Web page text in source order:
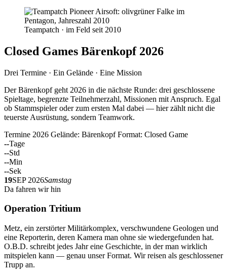
Teampatch · im Feld seit 2010
Closed Games Bärenkopf 2026
Drei Termine · Ein Gelände · Eine Mission
Der Bärenkopf geht 2026 in die nächste Runde: drei geschlossene
Spieltage, begrenzte Teilnehmerzahl, Missionen mit Anspruch. Egal
ob Stammspieler oder zum ersten Mal dabei — hier zählt nicht die
teuerste Ausrüstung, sondern Teamwork.
Termine 2026 Gelände: Bärenkopf Format: Closed Game
--Tage
--Std
--Min
--Sek
19SEP 2026Samstag
Da fahren wir hin
Operation Tritium
Metz, ein zerstörter Militärkomplex, verschwundene Geologen und
eine Reporterin, deren Kamera man ohne sie wiedergefunden hat.
O.B.D. schreibt jedes Jahr eine Geschichte, in der man wirklich
mitspielen kann — genau unser Format. Wir reisen als geschlossener
Trupp an.